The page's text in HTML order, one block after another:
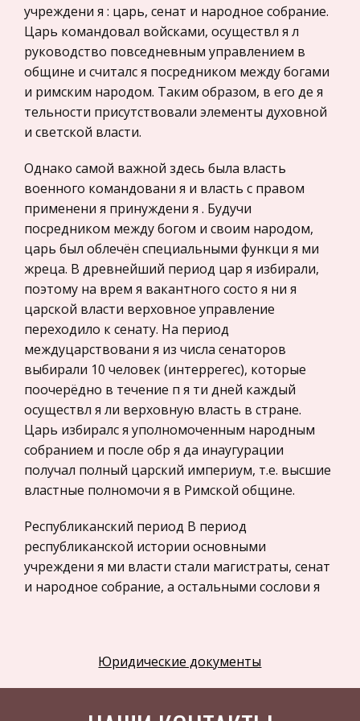
Законодательство и право
Прокурорский надзор
Геология
Административное право
Историческая личность
Архитектура
Искусство
Конституционное (государственное) право
России
Экономико-математическое
моделирование
Право
Компьютеры и периферийные устройства
Астрономия
Программное обеспечение
Разное
Уголовное и уголовно-исполнительное
право
Техника
Компьютеры, Программирование
История экономических учений
Физкультура и Спорт
Обучение декоративной лепке детей 5-7 лет
Каждый из этих видов имеет свои особенности
и задачи. В предметной лепке изображение
отдельных предметов для ребенка является
более простым, чем в рисовании. Дети с
интересом лепят фигуры людей и живо
Генератор индукторного типа с жидкостным
охлаждением
Однопроводная система уменьшает количество
проводов и значительно упрощает всю систему
проводки. Однако при нарушении изоляции
провода могут касаться металлических частей
автомобиля, что может привес
учреждени я : царь, сенат и народное собрание.
Царь командовал войсками, осуществл я л
руководство повседневным управлением в
общине и считалс я посредником между богами
и римским народом. Таким образом, в его де я
тельности присутствовали элементы духовной
и светской власти.
Однако самой важной здесь была власть
военного командовани я и власть с правом
применени я принуждени я . Будучи
посредником между богом и своим народом,
царь был облечён специальными функци я ми
жреца. В древнейший период цар я избирали,
поэтому на врем я вакантного состо я ни я
царской власти верховное управление
переходило к сенату. На период
междуцарствовани я из числа сенаторов
выбирали 10 человек (интеррегес), которые
поочерёдно в течение п я ти дней каждый
осуществл я ли верховную власть в стране.
Царь избиралс я уполномоченным народным
собранием и после обр я да инаугурации
получал полный царский империум, т.е. высшие
властные полномочи я в Римской общине.
Республиканский период В период
республиканской истории основными
учреждени я ми власти стали магистраты, сенат
и народное собрание, а остальными сослови я
следует отнести к разр я ду аристократических,
поскольку многие важные должности в
Юридические документы